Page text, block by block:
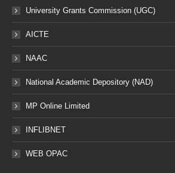
University Grants Commission (UGC)
AICTE
NAAC
National Academic Depository (NAD)
MP Online Limited
INFLIBNET
WEB OPAC